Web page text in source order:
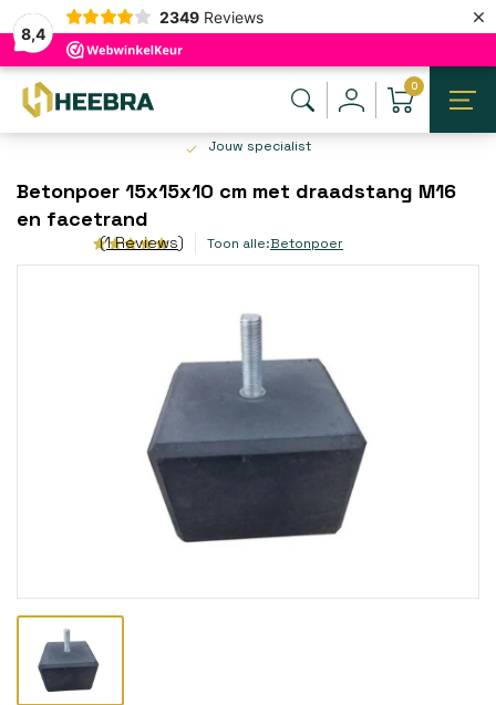
8,4
2349 Reviews ×
0
Jouw specialist
Betonpoer 15x15x10 cm met draadstang M16
en facetrand
(1 Reviews) Toon alle:Betonpoer